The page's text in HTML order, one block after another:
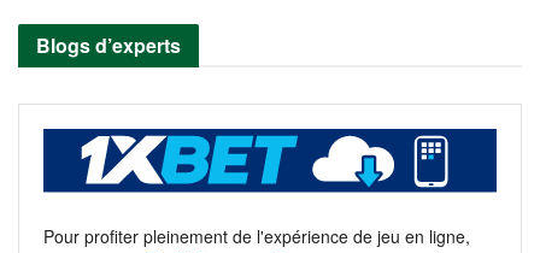
Blogs d’experts
Pour profiter pleinement de l'expérience de jeu en ligne,